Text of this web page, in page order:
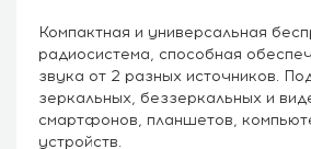
Компактная и универсальная
радиосистема, способная
звука от 2 разных источников.
зеркальных, беззеркальных и
смартфонов, планшетов,
устройств.